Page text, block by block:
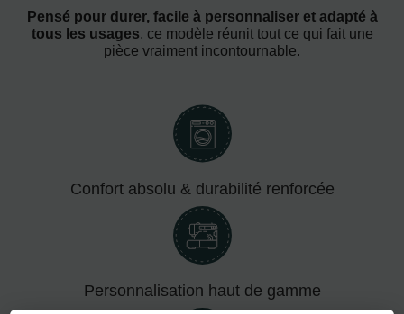
Pensé pour durer, facile à personnaliser et adapté à
tous les usages, ce modèle réunit tout ce qui fait une
pièce vraiment incontournable.
Confort absolu & durabilité renforcée
Personnalisation haut de gamme